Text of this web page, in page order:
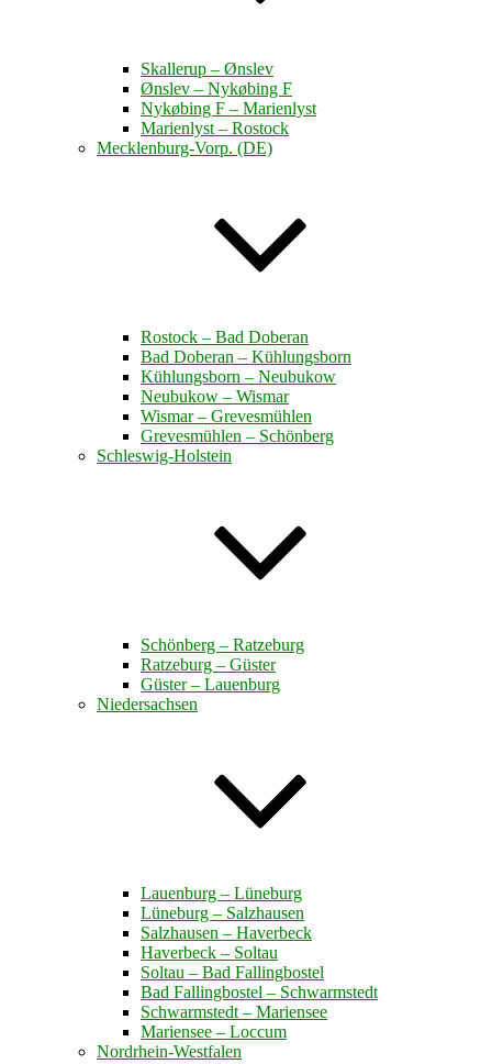
Skallerup – Ønslev
Ønslev – Nykøbing F
Nykøbing F – Marienlyst
Marienlyst – Rostock
Mecklenburg-Vorp. (DE)
Rostock – Bad Doberan
Bad Doberan – Kühlungsborn
Kühlungsborn – Neubukow
Neubukow – Wismar
Wismar – Grevesmühlen
Grevesmühlen – Schönberg
Schleswig-Holstein
Schönberg – Ratzeburg
Ratzeburg – Güster
Güster – Lauenburg
Niedersachsen
Lauenburg – Lüneburg
Lüneburg – Salzhausen
Salzhausen – Haverbeck
Haverbeck – Soltau
Soltau – Bad Fallingbostel
Bad Fallingbostel – Schwarmstedt
Schwarmstedt – Mariensee
Mariensee – Loccum
Nordrhein-Westfalen